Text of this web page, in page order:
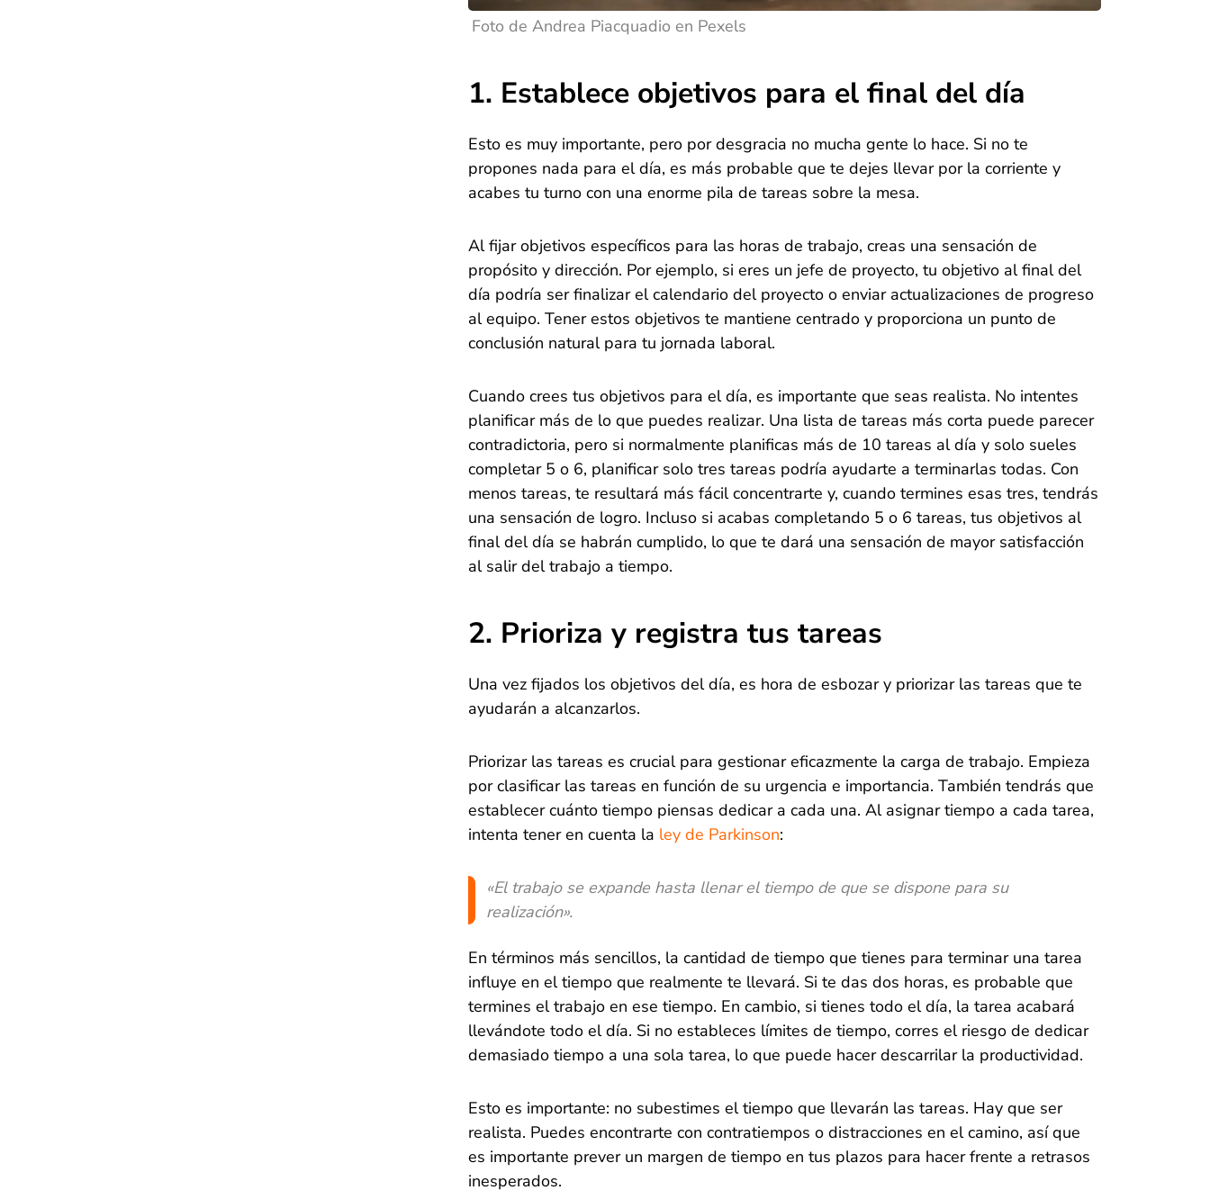
Foto de Andrea Piacquadio en Pexels
1. Establece objetivos para el final del día
Esto es muy importante, pero por desgracia no mucha gente lo hace. Si no te
propones nada para el día, es más probable que te dejes llevar por la corriente y
acabes tu turno con una enorme pila de tareas sobre la mesa.
Al fijar objetivos específicos para las horas de trabajo, creas una sensación de
propósito y dirección. Por ejemplo, si eres un jefe de proyecto, tu objetivo al final del
día podría ser finalizar el calendario del proyecto o enviar actualizaciones de progreso
al equipo. Tener estos objetivos te mantiene centrado y proporciona un punto de
conclusión natural para tu jornada laboral.
Cuando crees tus objetivos para el día, es importante que seas realista. No intentes
planificar más de lo que puedes realizar. Una lista de tareas más corta puede parecer
contradictoria, pero si normalmente planificas más de 10 tareas al día y solo sueles
completar 5 o 6, planificar solo tres tareas podría ayudarte a terminarlas todas. Con
menos tareas, te resultará más fácil concentrarte y, cuando termines esas tres, tendrás
una sensación de logro. Incluso si acabas completando 5 o 6 tareas, tus objetivos al
final del día se habrán cumplido, lo que te dará una sensación de mayor satisfacción
al salir del trabajo a tiempo.
2. Prioriza y registra tus tareas
Una vez fijados los objetivos del día, es hora de esbozar y priorizar las tareas que te
ayudarán a alcanzarlos.
Priorizar las tareas es crucial para gestionar eficazmente la carga de trabajo. Empieza
por clasificar las tareas en función de su urgencia e importancia. También tendrás que
establecer cuánto tiempo piensas dedicar a cada una. Al asignar tiempo a cada tarea,
intenta tener en cuenta la ley de Parkinson:
«El trabajo se expande hasta llenar el tiempo de que se dispone para su
realización».
En términos más sencillos, la cantidad de tiempo que tienes para terminar una tarea
influye en el tiempo que realmente te llevará. Si te das dos horas, es probable que
termines el trabajo en ese tiempo. En cambio, si tienes todo el día, la tarea acabará
llevándote todo el día. Si no estableces límites de tiempo, corres el riesgo de dedicar
demasiado tiempo a una sola tarea, lo que puede hacer descarrilar la productividad.
Esto es importante: no subestimes el tiempo que llevarán las tareas. Hay que ser
realista. Puedes encontrarte con contratiempos o distracciones en el camino, así que
es importante prever un margen de tiempo en tus plazos para hacer frente a retrasos
inesperados.